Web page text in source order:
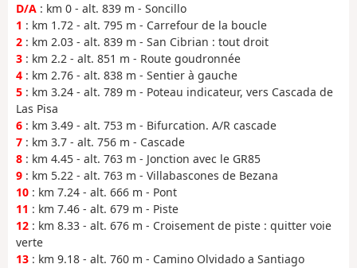
D/A : km 0 - alt. 839 m - Soncillo
1 : km 1.72 - alt. 795 m - Carrefour de la boucle
2 : km 2.03 - alt. 839 m - San Cibrian : tout droit
3 : km 2.2 - alt. 851 m - Route goudronnée
4 : km 2.76 - alt. 838 m - Sentier à gauche
5 : km 3.24 - alt. 789 m - Poteau indicateur, vers Cascada de
Las Pisa
6 : km 3.49 - alt. 753 m - Bifurcation. A/R cascade
7 : km 3.7 - alt. 756 m - Cascade
8 : km 4.45 - alt. 763 m - Jonction avec le GR85
9 : km 5.22 - alt. 763 m - Villabascones de Bezana
10 : km 7.24 - alt. 666 m - Pont
11 : km 7.46 - alt. 679 m - Piste
12 : km 8.33 - alt. 676 m - Croisement de piste : quitter voie
verte
13 : km 9.18 - alt. 760 m - Camino Olvidado a Santiago